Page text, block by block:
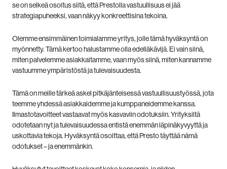
se on selkeä osoitus siitä, että Prestolla vastuullisuus ei jää
strategiapuheeksi, vaan näkyy konkreettisina tekoina.
Olemme ensimmäinen toimialamme yritys, jolle tämä hyväksyntä on
myönnetty.Tämä kertoo halustamme olla edelläkävijä. Ei vain siinä,
miten palvelemme asiakkaitamme, vaan myös siinä, miten kannamme
vastuumme ympäristöstä ja tulevaisuudesta.
Tämä on meille tärkeä askel pitkäjänteisessä vastuullisuustyössä, jota
teemme yhdessä asiakkaidemme ja kumppaneidemme kanssa.
Ilmastotavoitteet vastaavat myös kasvaviin odotuksiin. Yrityksiltä
odotetaan nyt ja tulevaisuudessa entistä enemmän läpinäkyvyyttä ja
uskottavia tekoja. Hyväksyntä osoittaa, että Presto täyttää nämä
odotukset – ja enemmänkin.